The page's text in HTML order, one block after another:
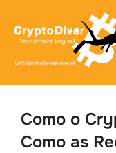
para
conteúdo
Como o
Como as